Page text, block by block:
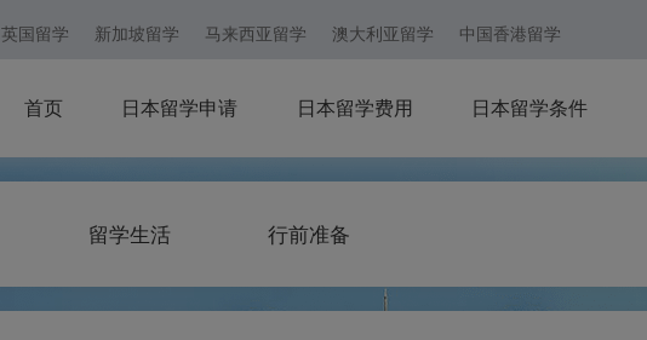
英国留学 新加坡留学 马来西亚留学 澳大利亚留学 中国香港留学
首页 日本留学申请 日本留学费用 日本留学条件
留学生活 行前准备